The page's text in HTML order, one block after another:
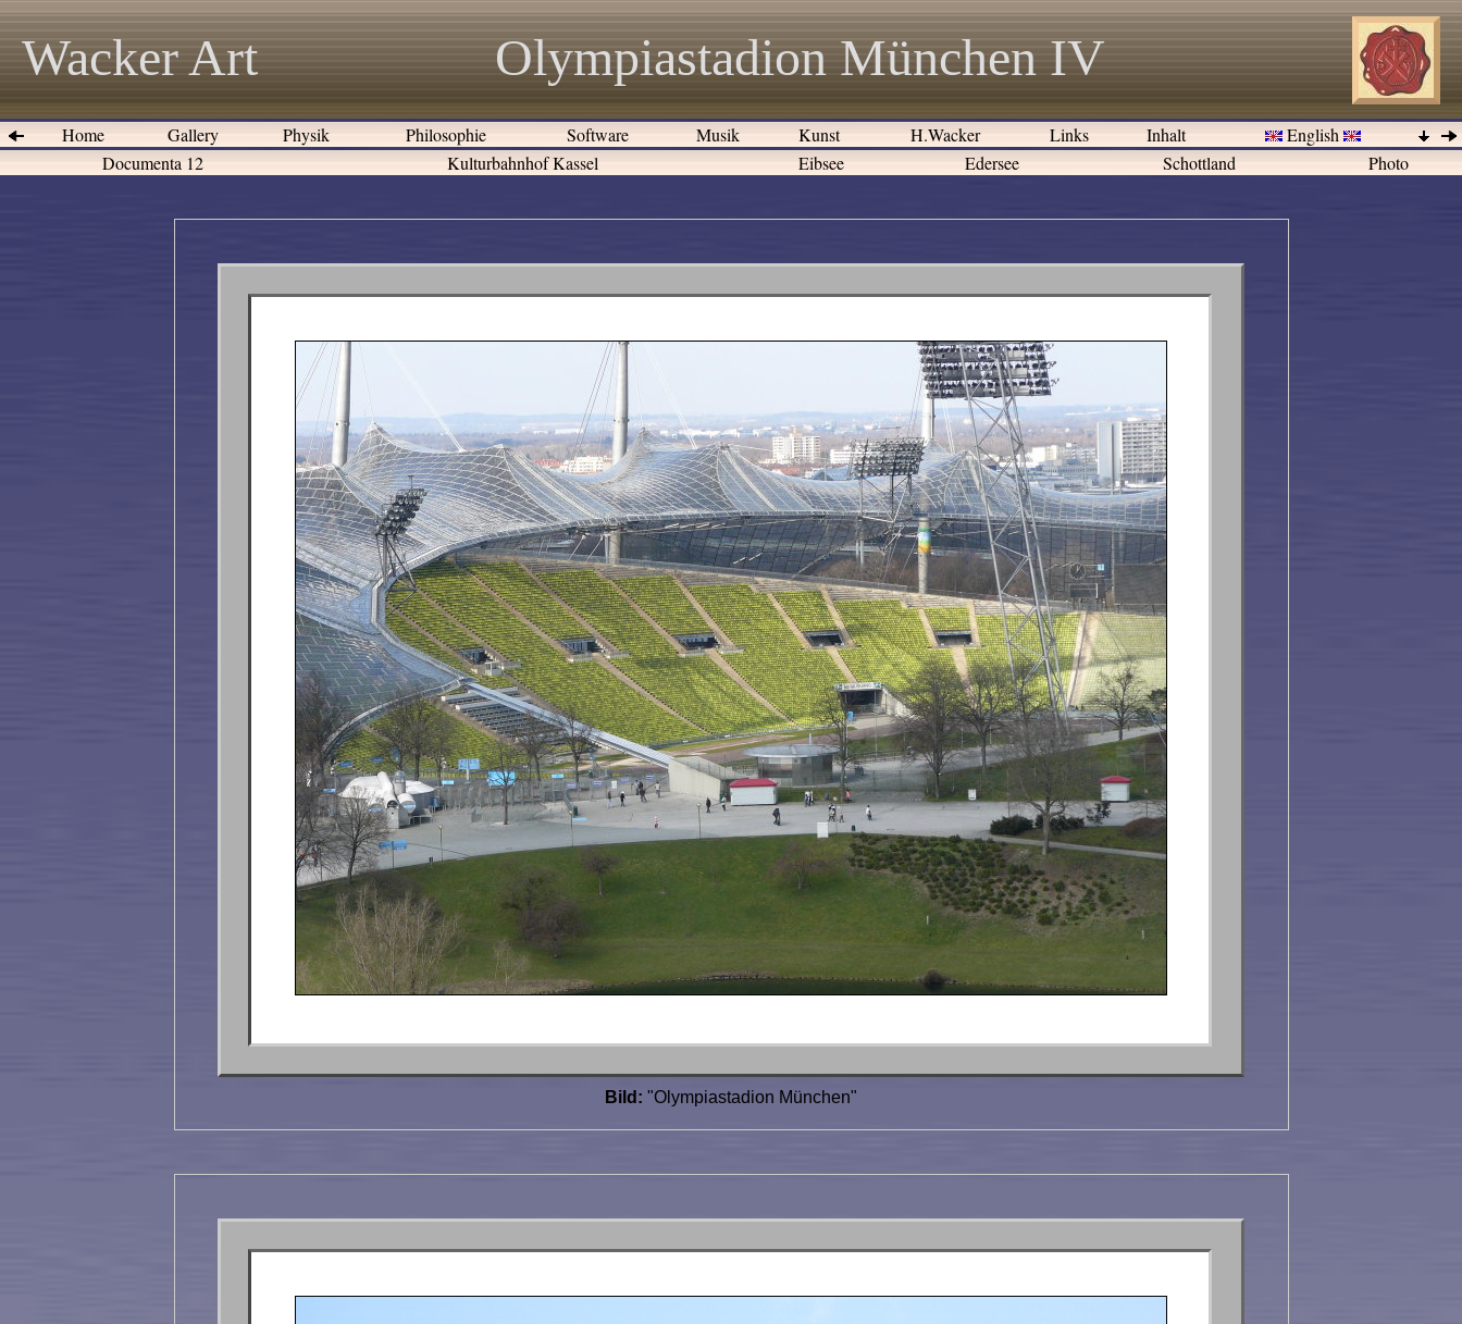
Wacker Art Olympiastadion München IV
Home Gallery Physik Philosophie Software Musik Kunst H.Wacker Links Inhalt
English
Documenta 12
Kulturbahnhof Kassel Eibsee Edersee Schottland Photo
Bild: "Olympiastadion München"